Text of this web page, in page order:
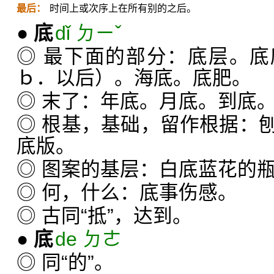
最后： 时间上或次序上在所有别的之后。
● 底dǐ ㄉㄧˇ
◎ 最下面的部分：底层。
ｂ．以后）。海底。底肥。
◎ 末了：年底。月底。到底
◎ 根基，基础，留作根据：
底版。
◎ 图案的基层：白底蓝花的
◎ 何，什么：底事伤感。
◎ 古同“抵”，达到。
● 底de ㄉㄜ
◎ 同“的”。